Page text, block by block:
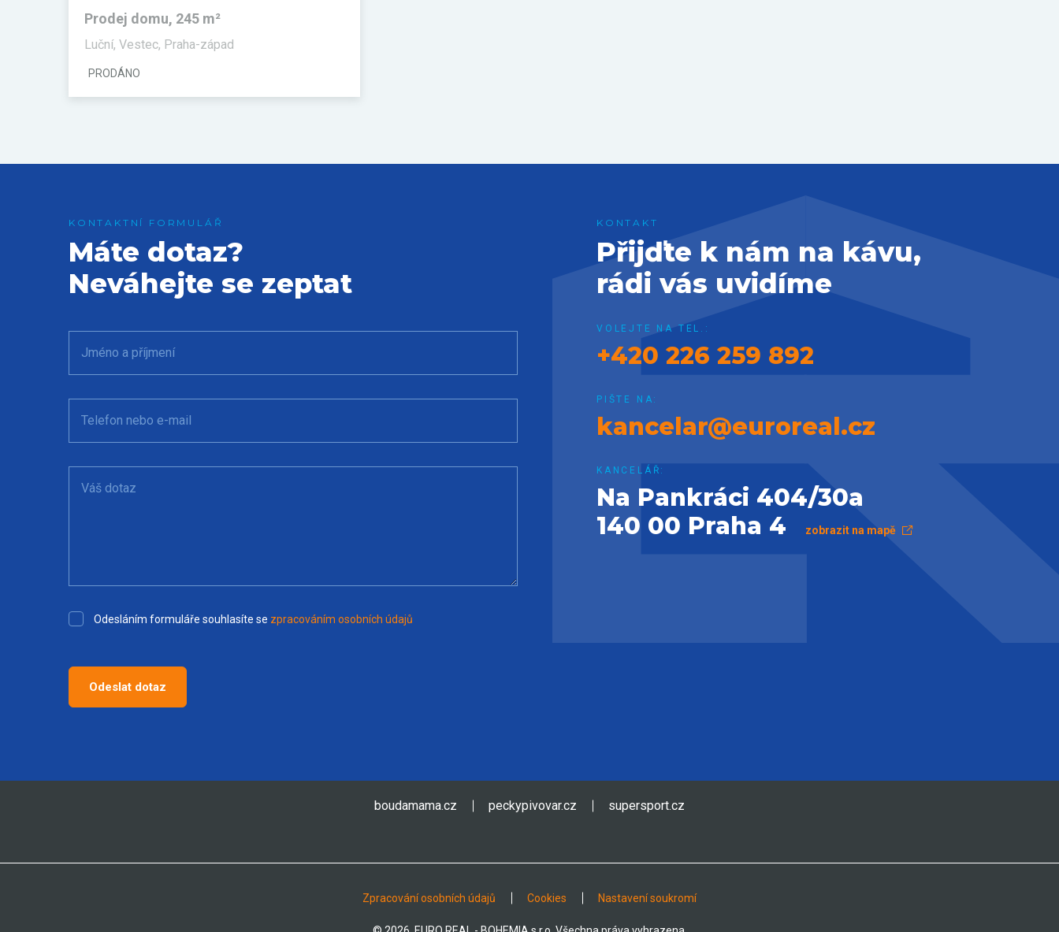
Prodej domu, 245 m²
Luční, Vestec, Praha-západ
PRODÁNO
Máte dotaz?
Neváhejte se zeptat
Jméno a příjmení
Telefon nebo e-mail
Váš dotaz
Odesláním formuláře souhlasíte se zpracováním osobních údajů
Odeslat dotaz
Přijďte k nám na kávu,
rádi vás uvidíme
VOLEJTE NA TEL.:
+420 226 259 892
PIŠTE NA:
kancelar@euroreal.cz
KANCELÁŘ:
Na Pankráci 404/30a
140 00 Praha 4
zobrazit na mapě
boudamama.cz peckypivovar.cz supersport.cz
Zpracování osobních údajů Cookies Nastavení soukromí